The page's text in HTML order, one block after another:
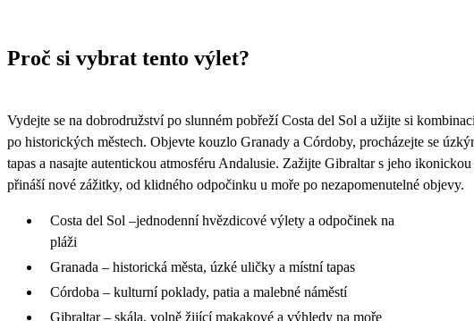
Proč si vybrat tento výlet?
Vydejte se na dobrodružství po slunném pobřeží Costa del Sol a užijte si
po historických městech. Objevte kouzlo Granady a Córdoby, procházejte se
tapas a nasajte autentickou atmosféru Andalusie. Zažijte Gibraltar s jeho
přináší nové zážitky, od klidného odpočinku u moře po nezapomenutelné objevy.
Costa del Sol –jednodenní hvězdicové výlety a odpočinek na
pláži
Granada – historická města, úzké uličky a místní tapas
Córdoba – kulturní poklady, patia a malebné náměstí
Gibraltar – skála, volně žijící makakové a výhledy na moře